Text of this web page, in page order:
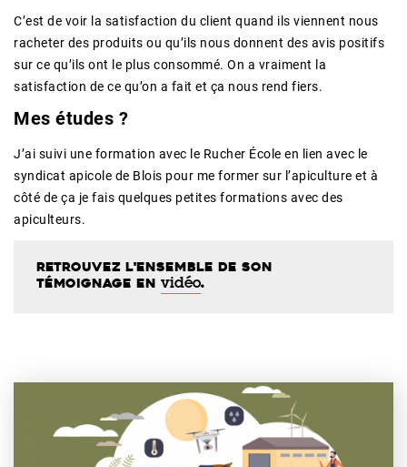
C’est de voir la satisfaction du client quand ils viennent nous
racheter des produits ou qu’ils nous donnent des avis positifs
sur ce qu’ils ont le plus consommé. On a vraiment la
satisfaction de ce qu’on a fait et ça nous rend fiers.
Mes études ?
J’ai suivi une formation avec le Rucher École en lien avec le
syndicat apicole de Blois pour me former sur l’apiculture et à
côté de ça je fais quelques petites formations avec des
apiculteurs.
Retrouvez l'ensemble de son
témoignage en vidéo.